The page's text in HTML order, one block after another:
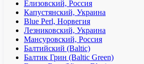
Елизовский, Россия
Капустянский, Украина
Blue Perl, Норвегия
Лезниковский, Украина
Мансуровский, Россия
Балтийский (Baltic)
Балтик Грин (Baltic Green)